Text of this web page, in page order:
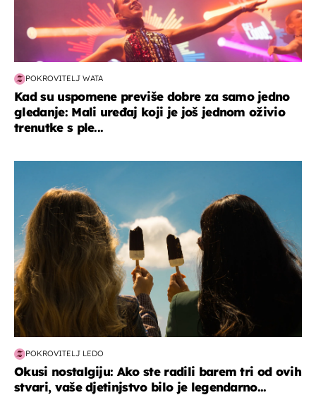
POKROVITELJ WATA
Kad su uspomene previše dobre za samo jedno
gledanje: Mali uređaj koji je još jednom oživio
trenutke s ple...
POKROVITELJ LEDO
Okusi nostalgiju: Ako ste radili barem tri od ovih
stvari, vaše djetinjstvo bilo je legendarno...